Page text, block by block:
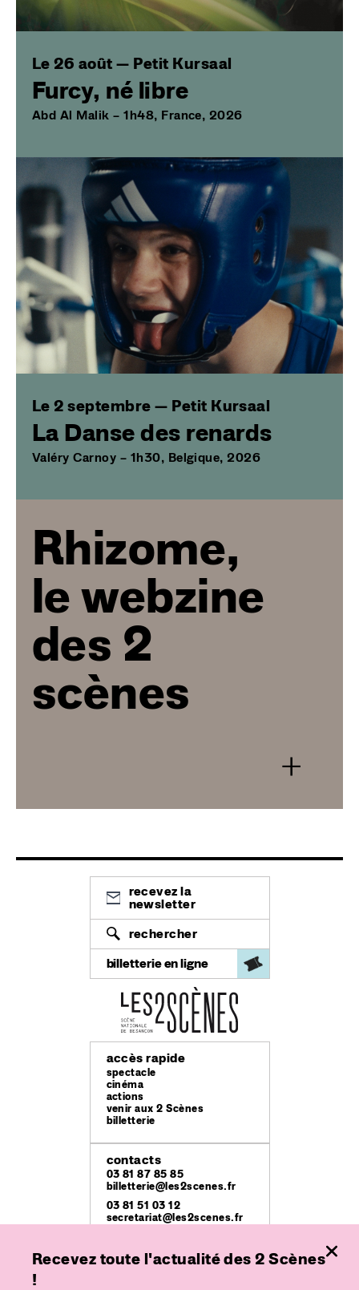
Le 26 août — Petit Kursaal
Furcy, né libre
Abd Al Malik – 1h48, France, 2026
Le 2 septembre — Petit Kursaal
La Danse des renards
Valéry Carnoy – 1h30, Belgique, 2026
Rhizome,
le webzine
des 2
scènes
+
recevez la
newsletter
rechercher
billetterie en ligne
accès rapide
spectacle
cinéma
actions
venir aux 2 Scènes
billetterie
contacts
03 81 87 85 85
billetterie@les2scenes.fr
03 81 51 03 12
secretariat@les2scenes.fr
lieux
Recevez toute l'actualité des 2 Scènes
!